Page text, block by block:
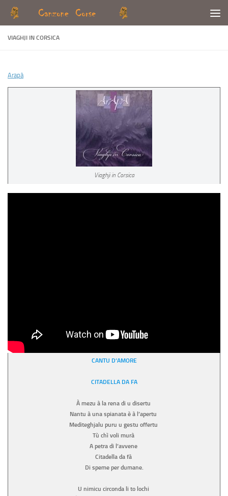
Skip to content
VIAGHJI IN CORSICA
Arapà
Viaghji in Corsica
CANTU D’AMORE
CITADELLA DA FA
À mezu à la rena di u disertu
Nantu à una spianata è à l’apertu
Mediteghjalu puru u gestu offertu
Tù chì voli murà
A petra di l’avvene
Citadella da fà
Di speme per dumane.
U nimicu circonda li to lochi